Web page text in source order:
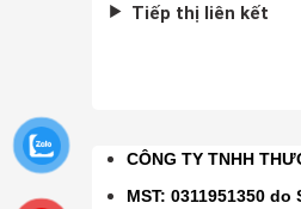
Tiếp thị liên kết
CÔNG TY TNHH
MST: 0311951350